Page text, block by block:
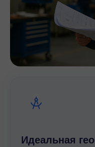
Идеальная